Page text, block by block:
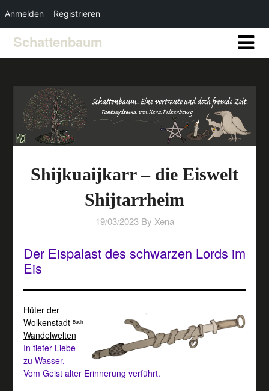
Schattenbaum
Shijkuaijkarr – die Eiswelt
Shijtarrheim
19/03/2023 By Xena
Der Eispalast des schwarzen Lords im
Eis
Hüter der
Wolkenstadt Buch
Wandelwelten
In tiefer Liebe
zu Wasser.
Vom Geist alter Erinnerung verführt.
Anmelden Registrieren